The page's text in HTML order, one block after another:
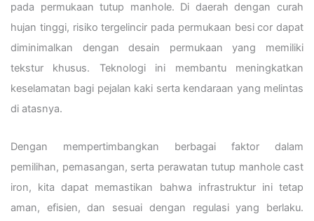
pada permukaan tutup manhole. Di daerah dengan curah
hujan tinggi, risiko tergelincir pada permukaan besi cor dapat
diminimalkan dengan desain permukaan yang memiliki
tekstur khusus. Teknologi ini membantu meningkatkan
keselamatan bagi pejalan kaki serta kendaraan yang melintas
di atasnya.
Dengan mempertimbangkan berbagai faktor dalam
pemilihan, pemasangan, serta perawatan tutup manhole cast
iron, kita dapat memastikan bahwa infrastruktur ini tetap
aman, efisien, dan sesuai dengan regulasi yang berlaku.